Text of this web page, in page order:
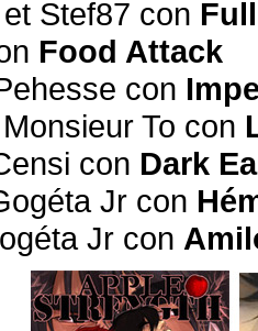
Stef87 con
Food Attack
con
To con
con Dark
Jr con
Jr con